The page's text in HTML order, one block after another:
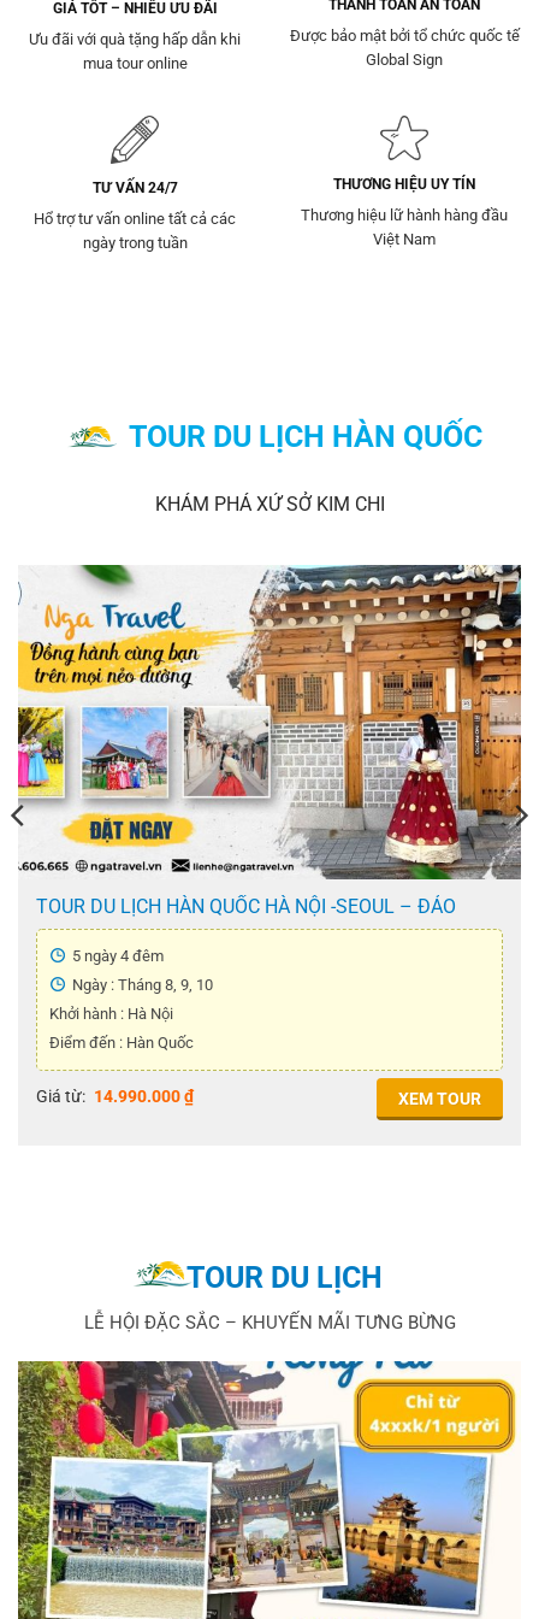
GIÁ TỐT – NHIỀU ƯU ĐÃI
Ưu đãi với quà tặng hấp dẫn khi
mua tour online
THANH TOÁN AN TOÀN
Được bảo mật bởi tổ chức quốc tế
Global Sign
TƯ VẤN 24/7
Hổ trợ tư vấn online tất cả các
ngày trong tuần
THƯƠNG HIỆU UY TÍN
Thương hiệu lữ hành hàng đầu
Việt Nam
TOUR DU LỊCH HÀN QUỐC
KHÁM PHÁ XỨ SỞ KIM CHI
TOUR DU LỊCH HÀN QUỐC HÀ NỘI -SEOUL – ĐẢO
NAMI – THÁP NAMSAN – CÔNG VIÊN EVERLAND –
TẬP LÀM KIM CHI – MẶC ÁO HANBOK ( 5 Ngày 4 Đêm
)
5 ngày 4 đêm
Ngày : Tháng 8, 9, 10
Khởi hành : Hà Nội
Điểm đến : Hàn Quốc
Giá từ: 14.990.000₫ XEM TOUR
TOUR DU LỊCH
LỄ HỘI ĐẶC SẮC – KHUYẾN MÃI TƯNG BỪNG